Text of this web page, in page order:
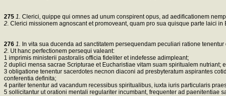
275 1. Clerici, quippe qui omnes ad unum conspirent opus, ad aedificationem
2. Clerici missionem agnoscant et promoveant, quam pro sua quisque parte laici in
276 1. In vita sua ducenda ad sanctitatem persequendam peculiari ratione
2. Ut hanc perfectionem persequi valeant:
1 imprimis ministerii pastoralis officia fideliter et indefesse adimpleant;
2 duplici mensa sacrae Scripturae et Eucharistiae vitam suam spiritualem
3 obligatione tenentur sacerdotes necnon diaconi ad presbyteratum aspirantes
conferentia definita;
4 pariter tenentur ad vacandum recessibus spiritualibus, iuxta iuris particularis
5 sollicitantur ut orationi mentali regulariter incumbant, frequenter ad paenitentiae